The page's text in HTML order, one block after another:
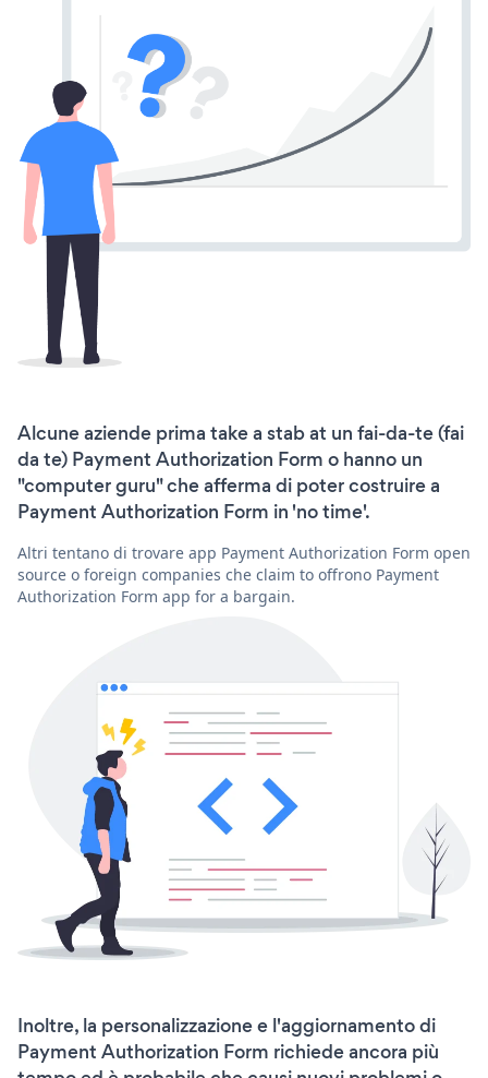
Alcune aziende prima take a stab at un fai-da-te (fai
da te) Payment Authorization Form o hanno un
"computer guru" che afferma di poter costruire a
Payment Authorization Form in 'no time'.
Altri tentano di trovare app Payment Authorization Form open
source o foreign companies che claim to offrono Payment
Authorization Form app for a bargain.
Inoltre, la personalizzazione e l'aggiornamento di
Payment Authorization Form richiede ancora più